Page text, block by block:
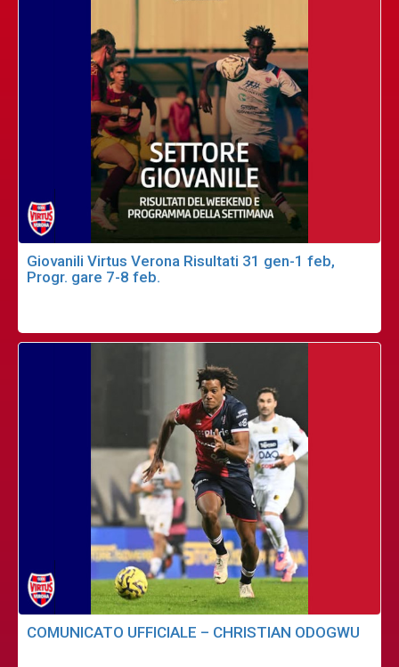
Giovanili Virtus Verona Risultati 31 gen-1 feb,
Progr. gare 7-8 feb.
COMUNICATO UFFICIALE – CHRISTIAN ODOGWU